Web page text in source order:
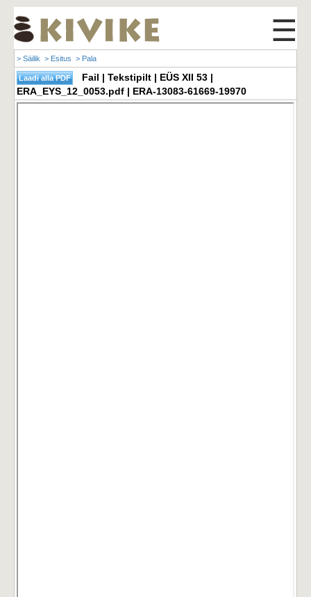
☰
> Säilik > Esitus > Pala
Fail | Tekstipilt | EÜS XII 53 |
ERA_EYS_12_0053.pdf | ERA-13083-61669-19970